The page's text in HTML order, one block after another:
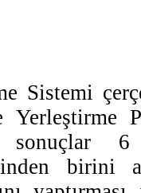
Sistemi
Yerleştirme
sonuçlar
birini